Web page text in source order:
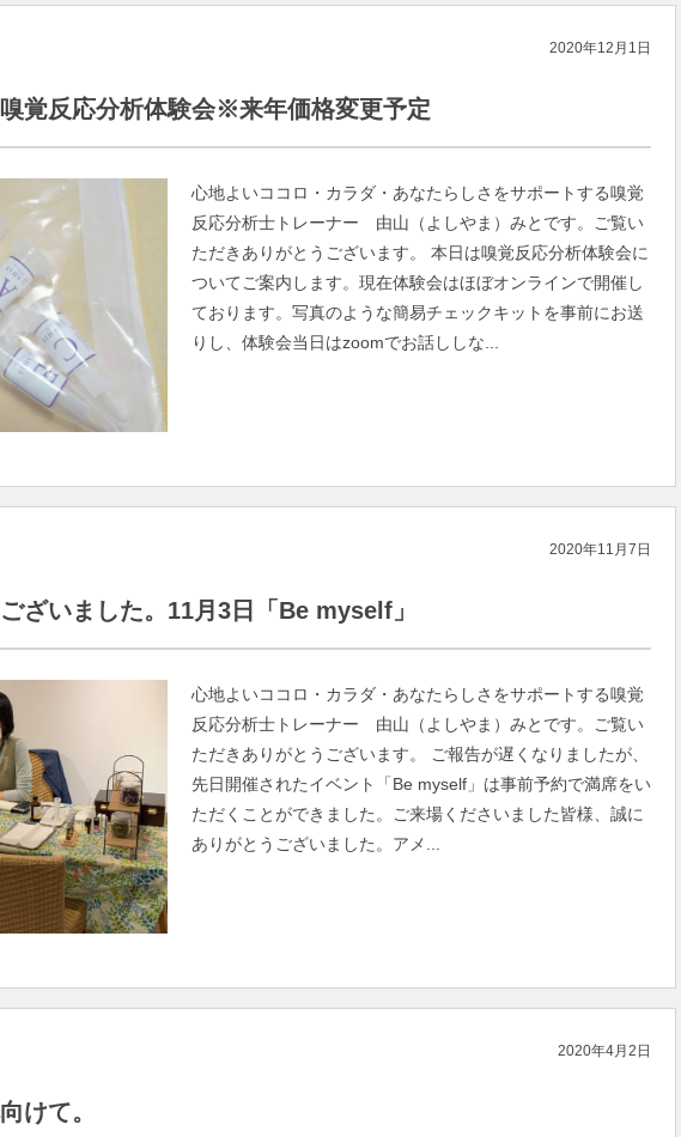
2020年12月1日
嗅覚反応分析体験会※来年価格変更予定
心地よいココロ・カラダ・あなたらしさをサポートする嗅覚
反応分析士トレーナー 由山（よしやま）みとです。ご覧い
ただきありがとうございます。 本日は嗅覚反応分析体験会に
ついてご案内します。現在体験会はほぼオンラインで開催し
ております。写真のような簡易チェックキットを事前にお送
りし、体験会当日はzoomでお話ししな...
2020年11月7日
ざいました。11月3日「Be myself」
心地よいココロ・カラダ・あなたらしさをサポートする嗅覚
反応分析士トレーナー 由山（よしやま）みとです。ご覧い
ただきありがとうございます。 ご報告が遅くなりましたが、
先日開催されたイベント「Be myself」は事前予約で満席をい
ただくことができました。ご来場くださいました皆様、誠に
ありがとうございました。アメ...
2020年4月2日
けて。